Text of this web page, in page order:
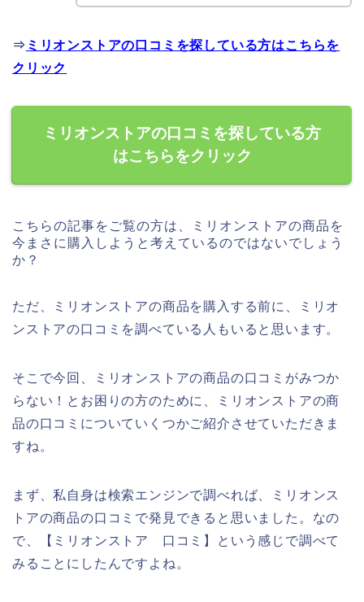
⇒ ミリオンストアの口コミを探している方はこちらを
クリック
ミリオンストアの口コミを探している方
はこちらをクリック
こちらの記事をご覧の方は、ミリオンストアの商品を
今まさに購入しようと考えているのではないでしょう
か？
ただ、ミリオンストアの商品を購入する前に、ミリオ
ンストアの口コミを調べている人もいると思います。
そこで今回、ミリオンストアの商品の口コミがみつか
らない！とお困りの方のために、ミリオンストアの商
品の口コミについていくつかご紹介させていただきま
すね。
まず、私自身は検索エンジンで調べれば、ミリオンス
トアの商品の口コミで発見できると思いました。なの
で、【ミリオンストア 口コミ】という感じで調べて
みることにしたんですよね。